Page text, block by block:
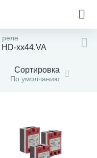
реле
xx44.VA
Сортировка
По умолчанию